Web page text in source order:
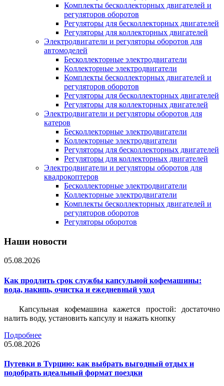
Комплекты бесколлекторных двигателей и
регуляторов оборотов
Регуляторы для бесколлекторных двигателей
Регуляторы для коллекторных двигателей
Электродвигатели и регуляторы оборотов для
автомоделей
Бесколлекторные электродвигатели
Коллекторные электродвигатели
Комплекты бесколлекторных двигателей и
регуляторов оборотов
Регуляторы для бесколлекторных двигателей
Регуляторы для коллекторных двигателей
Электродвигатели и регуляторы оборотов для
катеров
Бесколлекторные электродвигатели
Коллекторные электродвигатели
Регуляторы для бесколлекторных двигателей
Регуляторы для коллекторных двигателей
Электродвигатели и регуляторы оборотов для
квадрокоптеров
Бесколлекторные электродвигатели
Коллекторные электродвигатели
Комплекты бесколлекторных двигателей и
регуляторов оборотов
Регуляторы оборотов
Наши новости
05.08.2026
Как продлить срок службы капсульной кофемашины:
вода, накипь, очистка и ежедневный уход
Капсульная кофемашина кажется простой: достаточно
налить воду, установить капсулу и нажать кнопку
Подробнее
05.08.2026
Путевки в Турцию: как выбрать выгодный отдых и
подобрать идеальный формат поездки